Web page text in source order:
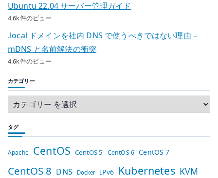
Ubuntu 22.04 サーバー管理ガイド
4.6k件のビュー
.local ドメインを社内 DNS で使うべきではない理由 –
mDNS と名前解決の衝突
4.6k件のビュー
カテゴリー
タグ
Apache CentOS CentOS 5 CentOS 6 CentOS 7
CentOS 8 DNS Docker IPv6 Kubernetes KVM